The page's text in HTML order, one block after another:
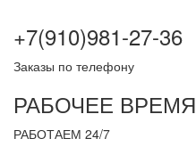
+7(910)981-27-36
Заказы по телефону
РАБОЧЕЕ ВРЕМЯ
РАБОТАЕМ 24/7